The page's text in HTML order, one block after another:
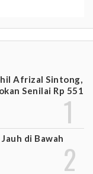
Afrizal Sintong,
Senilai Rp 551
di Bawah